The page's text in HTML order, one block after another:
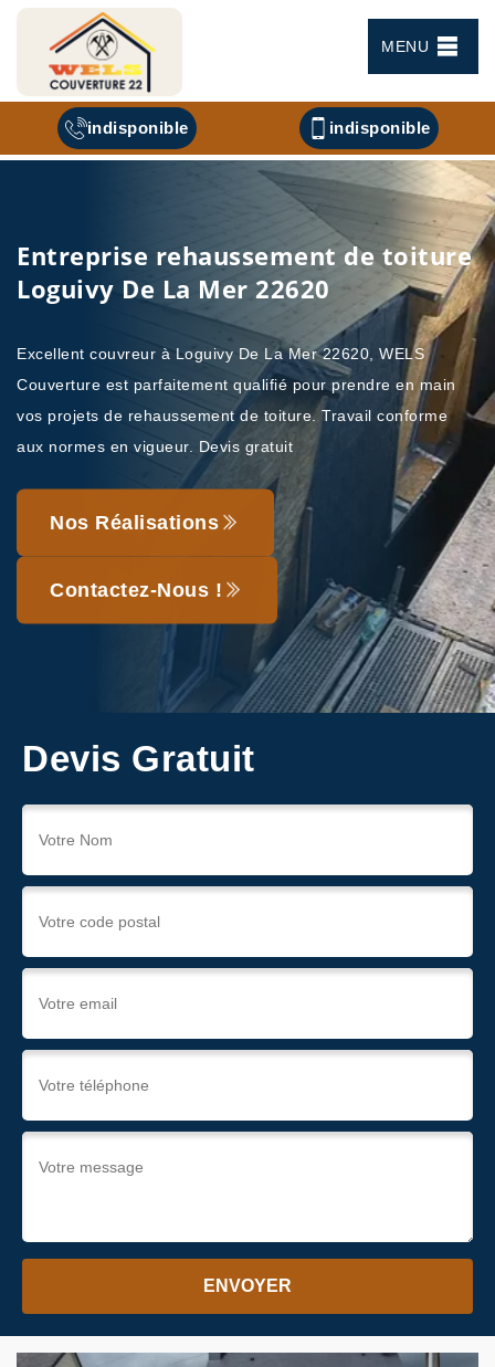
MENU
indisponible indisponible
Entreprise rehaussement de toiture
Loguivy De La Mer 22620
Excellent couvreur à Loguivy De La Mer 22620, WELS
Couverture est parfaitement qualifié pour prendre en main
vos projets de rehaussement de toiture. Travail conforme
aux normes en vigueur. Devis gratuit
Nos Réalisations
Contactez-Nous !
Devis Gratuit